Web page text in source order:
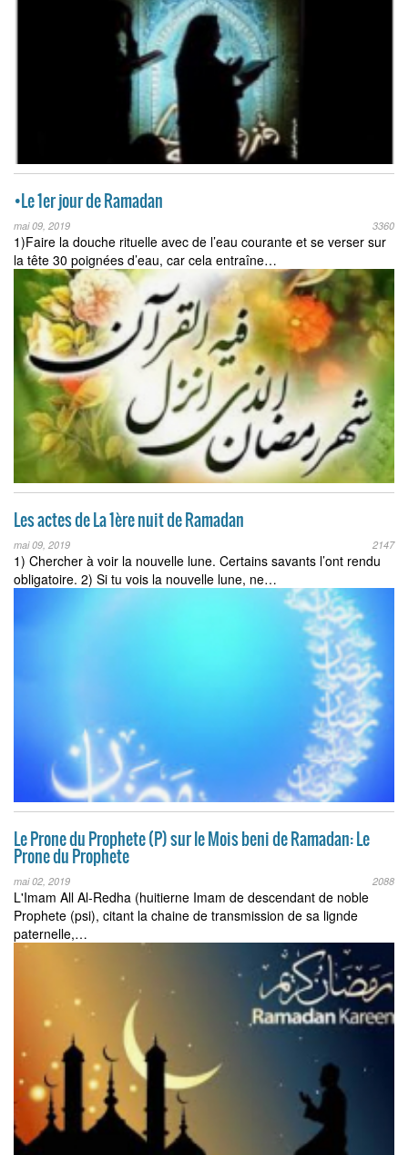
•Le 1er jour de Ramadan
mai 09, 2019 3360
1)Faire la douche rituelle avec de l’eau courante et se verser sur
la tête 30 poignées d’eau, car cela entraîne…
Les actes de La 1ère nuit de Ramadan
mai 09, 2019 2147
1) Chercher à voir la nouvelle lune. Certains savants l’ont rendu
obligatoire. 2) Si tu vois la nouvelle lune, ne…
Le Prone du Prophete (P) sur le Mois beni de Ramadan: Le
Prone du Prophete
mai 02, 2019 2088
L'Imam All Al-Redha (huitierne Imam de descendant de noble
Prophete (psi), citant la chaine de transmission de sa lignde
paternelle,…